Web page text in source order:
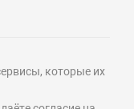
которые их